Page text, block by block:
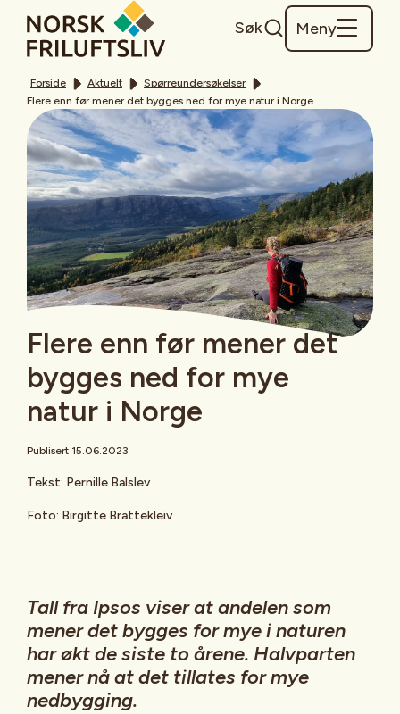
Søk Meny
Forside Aktuelt
Spørreundersøkelser
Flere enn før mener det bygges ned for mye natur i Norge
Flere enn før mener det
bygges ned for mye
natur i Norge
Publisert 15.06.2023
Tekst: Pernille Balslev
Foto: Birgitte Brattekleiv
Tall fra Ipsos viser at andelen som
mener det bygges for mye i naturen
har økt de siste to årene. Halvparten
mener nå at det tillates for mye
nedbygging.